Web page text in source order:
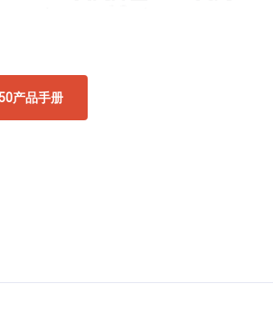
产品手册